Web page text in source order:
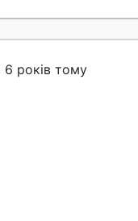
6 років тому